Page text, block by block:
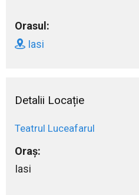
Orasul:
Iasi
Detalii Locație
Teatrul Luceafarul
Oraș:
Iasi